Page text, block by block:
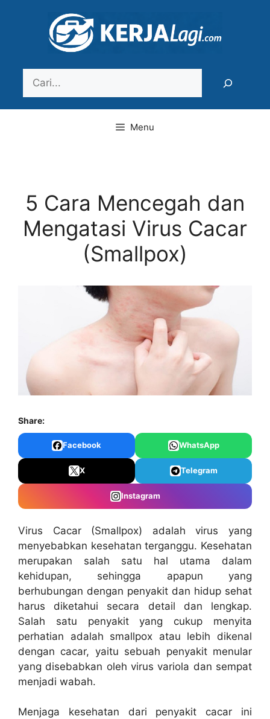
Menu
5 Cara Mencegah dan
Mengatasi Virus Cacar
(Smallpox)
Share:
Facebook WhatsApp
X Telegram
Instagram
Virus Cacar (Smallpox) adalah virus yang
menyebabkan kesehatan terganggu. Kesehatan
merupakan salah satu hal utama dalam
kehidupan, sehingga apapun yang
berhubungan dengan penyakit dan hidup sehat
harus diketahui secara detail dan lengkap.
Salah satu penyakit yang cukup menyita
perhatian adalah smallpox atau lebih dikenal
dengan cacar, yaitu sebuah penyakit menular
yang disebabkan oleh virus variola dan sempat
menjadi wabah.
Menjaga kesehatan dari penyakit cacar ini